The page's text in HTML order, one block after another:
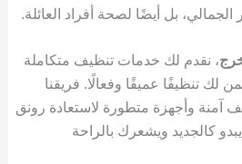
بل أيضًا لصحة أفراد العائلة.
، نقدم لك خدمات تنظيف متكاملة
لك تنظيفًا عميقًا وفعالًا. فريقنا
آمنة وأجهزة متطورة لاستعادة رونق
يبدو كالجديد ويشعرك بالراحة